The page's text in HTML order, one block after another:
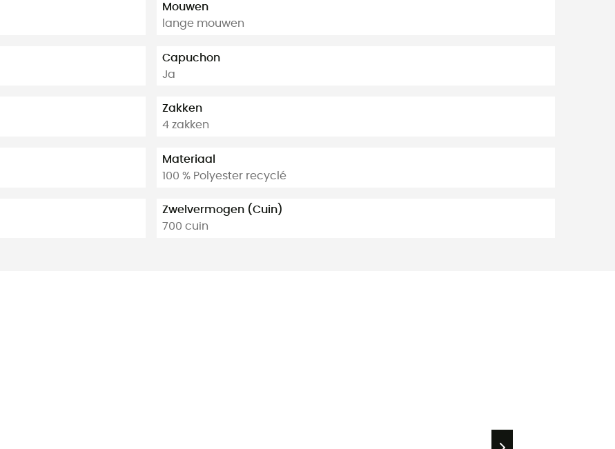
Mouwen
lange mouwen
Capuchon
Ja
Zakken
4 zakken
Materiaal
100 % Polyester recyclé
Zwelvermogen (Cuin)
700 cuin